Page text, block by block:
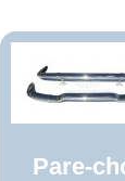
Pare-